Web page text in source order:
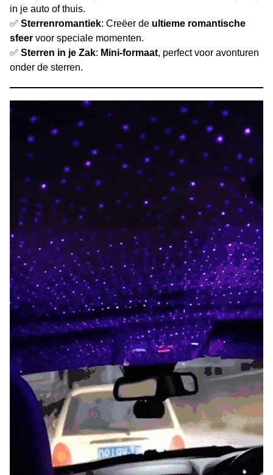
in je auto of thuis.
✅ Sterrenromantiek: Creëer de ultieme romantische
sfeer voor speciale momenten.
✅ Sterren in je Zak: Mini-formaat, perfect voor avonturen
onder de sterren.